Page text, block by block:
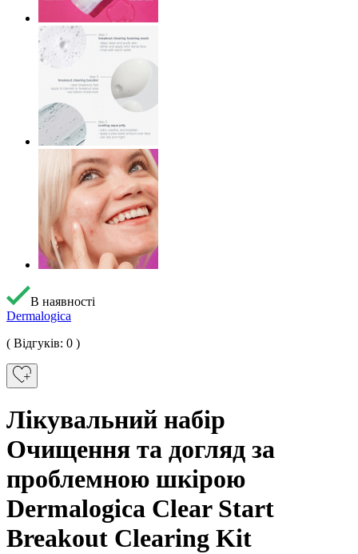
В наявності
Dermalogica
( Відгуків: 0 )
Лікувальний набір
Очищення та догляд за
проблемною шкірою
Dermalogica Clear Start
Breakout Clearing Kit